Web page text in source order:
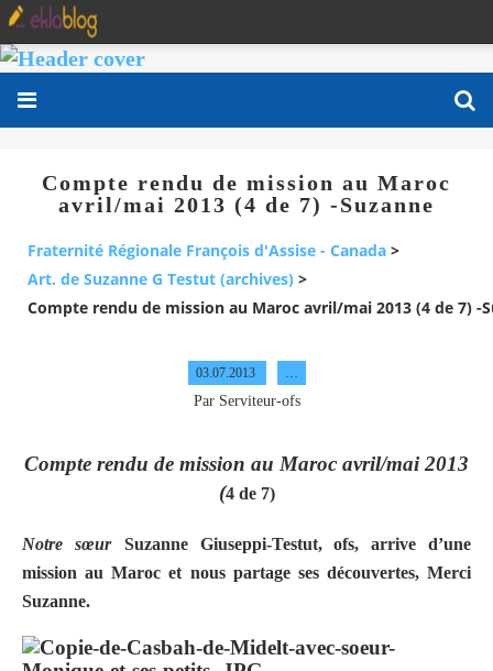
Compte rendu de mission au Maroc
avril/mai 2013 (4 de 7) -Suzanne
Fraternité Régionale François d'Assise - Canada >
Art. de Suzanne G Testut (archives) >
Compte rendu de mission au Maroc avril/mai 2013 (4 de 7) -
03.07.2013
Par Serviteur-ofs
Compte rendu de mission au Maroc avril/mai 2013
(4 de 7)
Notre sœur
Suzanne Giuseppi-Testut, ofs, arrive d’une
mission au Maroc et nous partage ses découvertes, Merci
Suzanne.